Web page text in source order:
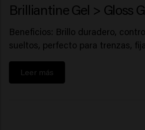
Brilliantine Gel > Gloss
Beneficios: Brillo duradero,
sueltos, perfecto para trenzas,
Leer más